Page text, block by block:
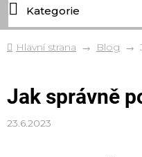
Domů Blog
Jak správně
23.6.2023